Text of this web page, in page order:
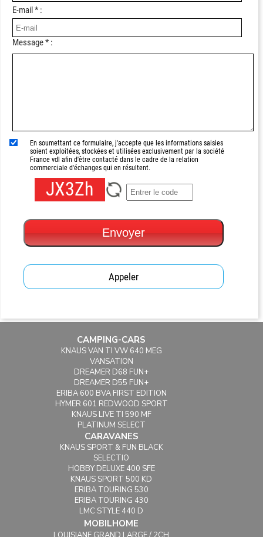
E-mail * :
Message * :
En soumettant ce formulaire, j'accepte que les informations saisies
soient exploitées, stockées et utilisées exclusivement par la société
France vdl afin d'être contacté dans le cadre de la relation
commerciale d'échanges qui en résultent.
JX3Zh
Envoyer
Appeler
CAMPING-CARS
KNAUS VAN TI VW 640 MEG
VANSATION
DREAMER D68 FUN+
DREAMER D55 FUN+
ERIBA 600 BVA FIRST EDITION
HYMER 601 REDWOOD SPORT
KNAUS LIVE TI 590 MF
PLATINUM SELECT
CARAVANES
KNAUS SPORT & FUN BLACK
SELECTIO
HOBBY DELUXE 400 SFE
KNAUS SPORT 500 KD
ERIBA TOURING 530
ERIBA TOURING 430
LMC STYLE 440 D
MOBILHOME